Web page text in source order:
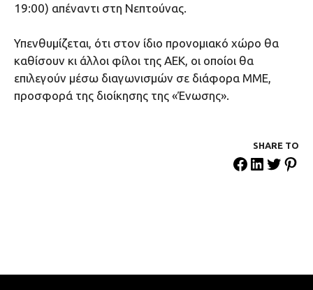
19:00) απέναντι στη Νεπτούνας.
Υπενθυμίζεται, ότι στον ίδιο προνομιακό χώρο θα
καθίσουν κι άλλοι φίλοι της ΑΕΚ, οι οποίοι θα
επιλεγούν μέσω διαγωνισμών σε διάφορα ΜΜΕ,
προσφορά της διοίκησης της «Ένωσης».
SHARE ΤΟ